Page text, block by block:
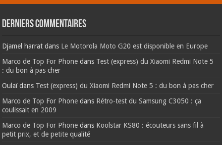
Derniers commentaires
Djamel harrat dans Le Motorola Moto G20 est disponible en Europe
Marco de Top For Phone dans Test (express) du Xiaomi Redmi Note 5
: du bon à pas cher
Oulaïdans Test (express) du Xiaomi Redmi Note 5 : du bon à pas cher
Marco de Top For Phone dans Rétro-test du Samsung C3050 : ça
coulissait en 2009
Marco de Top For Phone dans Koolstar KS80 : écouteurs sans fil à
petit prix, et de petite qualité